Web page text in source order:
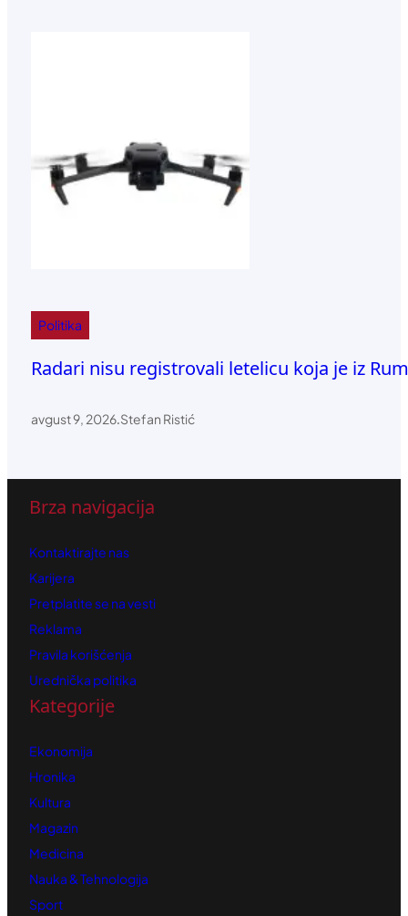
Politika
Radari nisu registrovali letelicu koja je iz
avgust 9, 2026.Stefan Ristić
Brza navigacija
Kontaktirajte nas
Karijera
Pretplatite se na vesti
Reklama
Pravila korišćenja
Urednička politika
Kategorije
Ekonomija
Hronika
Kultura
Magazin
Medicina
Nauka & Tehnologija
Sport